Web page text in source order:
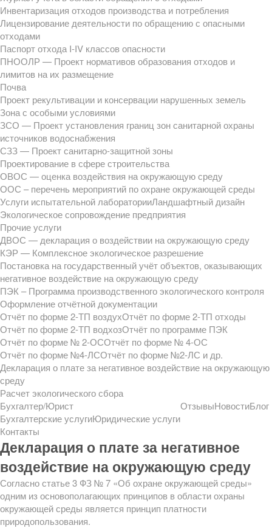
Инвентаризация отходов производства и потребления
Лицензирование деятельности по обращению с опасными
отходами
Паспорт отхода I-IV классов опасности
ПНООЛР — Проект нормативов образования отходов и
лимитов на их размещение
Почва
Проект рекультивации и консервации нарушенных земель
Зона с особыми условиями
ЗСО — Проект установления границ зон санитарной охраны
источников водоснабжения
СЗЗ — Проект санитарно-защитной зоны
Проектирование в сфере строительства
ОВОС — оценка воздействия на окружающую среду
ООС – перечень мероприятий по охране окружающей среды
Услуги испытательной лабораторииЛандшафтный дизайн
Экологическое сопровождение предприятия
Прочие услуги
ДВОС — декларация о воздействии на окружающую среду
КЭР — Комплексное экологическое разрешение
Постановка на государственный учёт объектов, оказывающих
негативное воздействие на окружающую среду
ПЭК – Программа производственного экологического контроля
Оформление отчётной документации
Отчёт по форме 2-ТП воздухОтчёт по форме 2-ТП отходы
Отчёт по форме 2-ТП водхозОтчёт по программе ПЭК
Отчёт по форме № 2-ОСОтчёт по форме № 4-ОС
Отчёт по форме №4-ЛСОтчёт по форме №2-ЛС и др.
Декларация о плате за негативное воздействие на окружающую
среду
Расчет экологического сбора
Бухгалтер/Юрист
Бухгалтерские услугиЮридические услуги
ОтзывыНовостиБлог
Контакты
Декларация о плате за негативное
воздействие на окружающую среду
Согласно статье 3 ФЗ № 7 «Об охране окружающей среды»
одним из основополагающих принципов в области охраны
окружающей среды является принцип платности
природопользования.